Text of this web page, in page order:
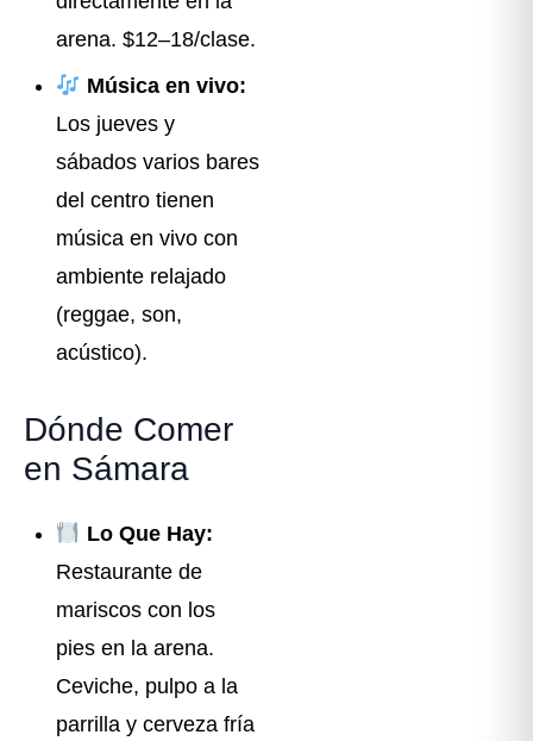
arena. $12–18/clase.
Música en vivo:
Los jueves y
sábados varios bares
del centro tienen
música en vivo con
ambiente relajado
(reggae, son,
acústico).
Dónde Comer
en Sámara
Lo Que Hay:
Restaurante de
mariscos con los
pies en la arena.
Ceviche, pulpo a la
parrilla y cerveza fría